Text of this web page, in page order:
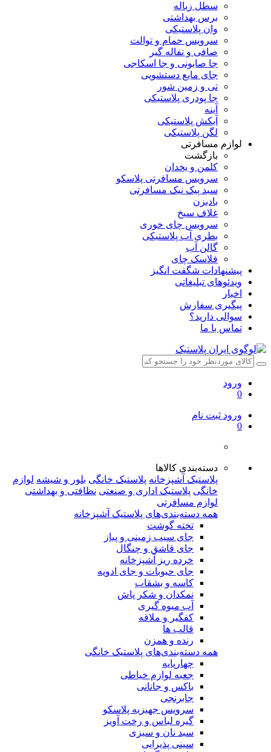
سطل زباله
برس بهداشتی
وان پلاستیکی
سرویس حمام و توالت
صافی و تفاله گیر
جا صابونی و جا اسکاجی
جای مایع دستشویی
تی و زمین شور
جا پودری پلاستیکی
آینه
آبکش پلاستیکی
لگن پلاستیکی
لوازم مسافرتی
بازگشت
کلمن و یخدان
سرویس مسافرتی پلاسکو
سبد پیک نیک مسافرتی
بادبزن
غلاف سیخ
سرویس چای خوری
بطری آب پلاستیکی
گالن آب
فلاسک چای
پیشنهادات شگفت انگیز
ویدئوهای تبلیغاتی
اخبار
پیگیری سفارش
سوالی دارید؟
تماس با ما
ورود
0
ورود ثبت نام
0
دسته‌بندی کالاها
پلاستیک آشپزخانه پلاستیک خانگی بلور و شیشه لوازم
خانگی پلاستیک اداری و صنعتی نظافتی و بهداشتی
لوازم مسافرتی
همه دسته‌بندی‌های پلاستیک آشپزخانه
تخته گوشت
جای سیب زمینی و پیاز
جای قاشق و چنگال
خرده ریز آشپزخانه
جای حبوبات و جای ادویه
کاسه و بشقاب
نمکدان و شکر پاش
آب میوه گیری
کفگیر و ملاقه
قالب ها
رنده و همزن
همه دسته‌بندی‌های پلاستیک خانگی
چهارپایه
جعبه لوازم خیاطی
باکس و جانانی
جابرنجی
سرویس جهیزیه پلاسکو
گیره لباس و رخت آویز
سبد نان و سبزی
سینی پذیرایی